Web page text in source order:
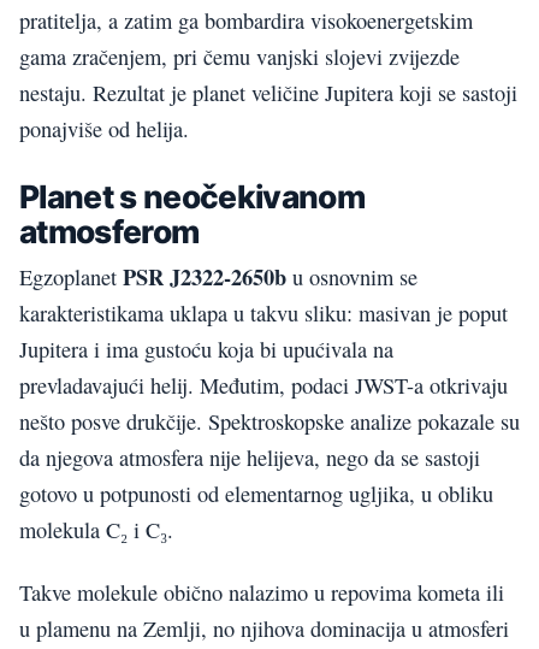
pratitelja, a zatim ga bombardira visokoenergetskim
gama zračenjem, pri čemu vanjski slojevi zvijezde
nestaju. Rezultat je planet veličine Jupitera koji se sastoji
ponajviše od helija.
Planet s neočekivanom
atmosferom
Egzoplanet PSR J2322-2650b u osnovnim se
karakteristikama uklapa u takvu sliku: masivan je poput
Jupitera i ima gustoću koja bi upućivala na
prevladavajući helij. Međutim, podaci JWST-a otkrivaju
nešto posve drukčije. Spektroskopske analize pokazale su
da njegova atmosfera nije helijeva, nego da se sastoji
gotovo u potpunosti od elementarnog ugljika, u obliku
molekula C₂ i C₃.
Takve molekule obično nalazimo u repovima kometa ili
u plamenu na Zemlji, no njihova dominacija u atmosferi